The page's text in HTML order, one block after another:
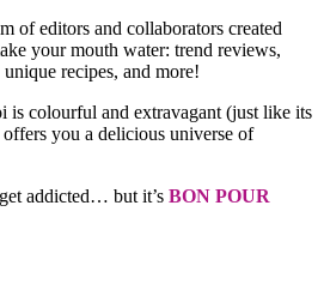
of editors and collaborators created
your mouth water: trend reviews,
recipes, and more!
is colourful and extravagant (just like its
you a delicious universe of
addicted… but it’s BON POUR